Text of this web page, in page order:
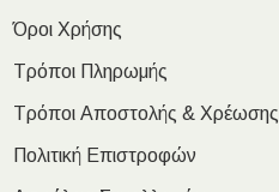
Όροι Χρήσης
Τρόποι Πληρωμής
Τρόποι Αποστολής & Χρέωσης
Πολιτική Επιστροφών